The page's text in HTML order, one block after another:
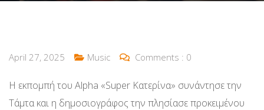
April 27, 2025 Music Comments : 0
Η εκπομπή του Alpha «Super Κατερίνα» συνάντησε την
Τάμτα και η δημοσιογράφος την πλησίασε προκειμένου